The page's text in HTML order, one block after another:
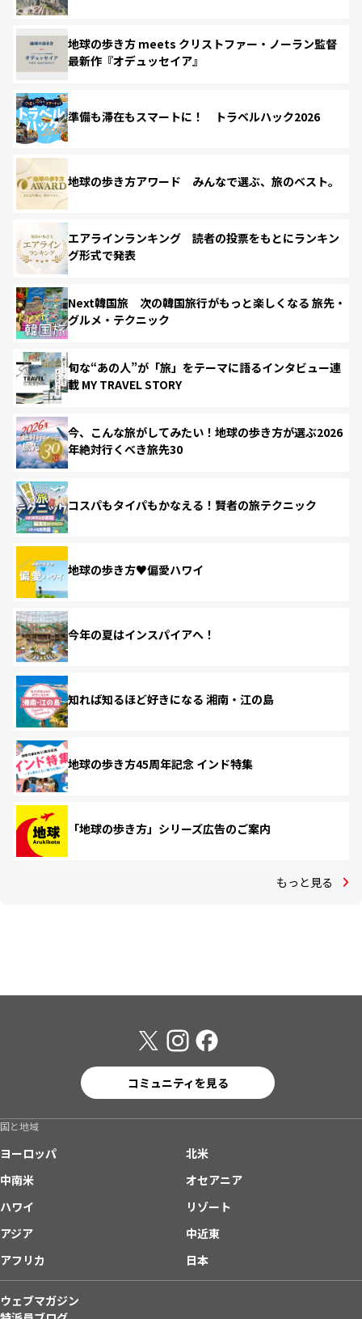
地球の歩き方 meets クリストファー・ノーラン監督
最新作『オデュッセイア』
準備も滞在もスマートに！ トラベルハック2026
地球の歩き方アワード みんなで選ぶ、旅のベスト。
エアラインランキング 読者の投票をもとにランキン
グ形式で発表
Next韓国旅 次の韓国旅行がもっと楽しくなる 旅先・
グルメ・テクニック
旬な“あの人”が「旅」をテーマに語るインタビュー連
載 MY TRAVEL STORY
今、こんな旅がしてみたい！地球の歩き方が選ぶ2026
年絶対行くべき旅先30
コスパもタイパもかなえる！賢者の旅テクニック
地球の歩き方♥偏愛ハワイ
今年の夏はインスパイアへ！
知れば知るほど好きになる 湘南・江の島
地球の歩き方45周年記念 インド特集
「地球の歩き方」シリーズ広告のご案内
もっと見る
コミュニティを見る
国と地域
ヨーロッパ
北米
中南米
オセアニア
ハワイ
リゾート
アジア
中近東
アフリカ
日本
ウェブマガジン